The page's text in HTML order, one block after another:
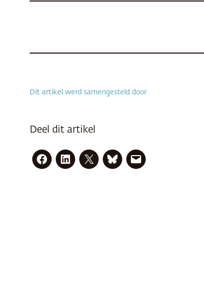
Dit artikel werd samengesteld door
Deel dit artikel